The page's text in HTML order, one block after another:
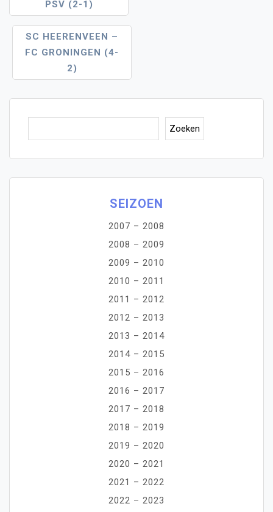
Navigatie
PSV (2-1)
SC HEERENVEEN –
FC GRONINGEN (4-
2)
Zoeken
SEIZOEN
2007 – 2008
2008 – 2009
2009 – 2010
2010 – 2011
2011 – 2012
2012 – 2013
2013 – 2014
2014 – 2015
2015 – 2016
2016 – 2017
2017 – 2018
2018 – 2019
2019 – 2020
2020 – 2021
2021 – 2022
2022 – 2023